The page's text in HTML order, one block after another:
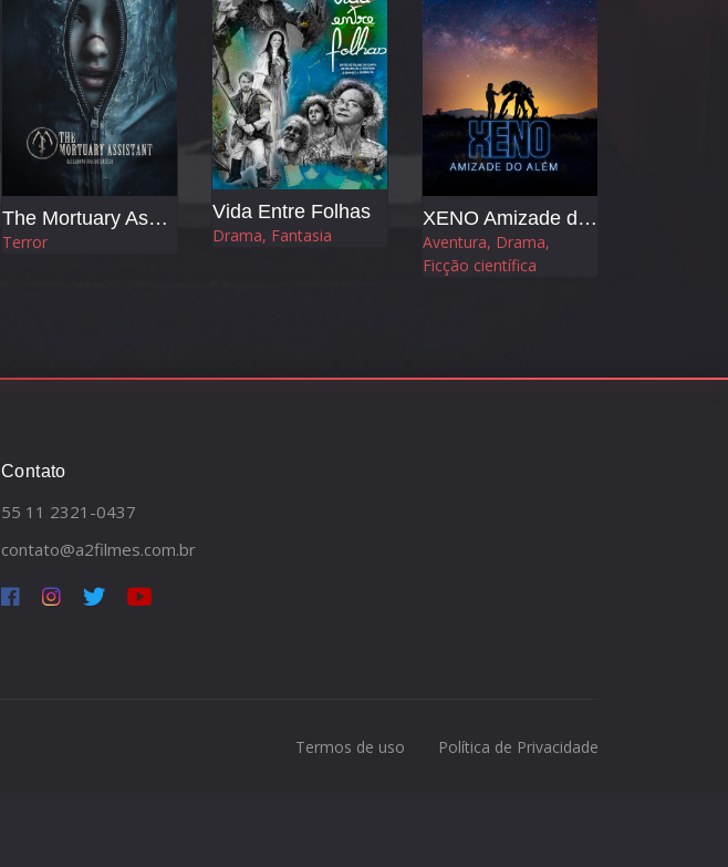
The Mortuary Assistant
Terror
Vida Entre Folhas
Drama, Fantasia
XENO Amizade do Além
Aventura, Drama,
Ficção científica
Contato
55 11 2321-0437
contato@a2filmes.com.br
Termos de uso Política de Privacidade